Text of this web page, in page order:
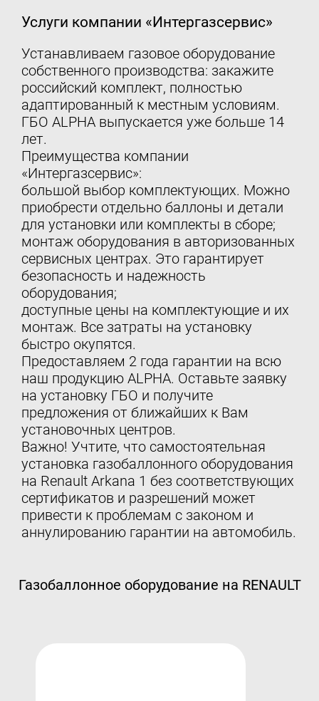
Услуги компании «Интергазсервис»
Устанавливаем газовое оборудование
собственного производства: закажите
российский комплект, полностью
адаптированный к местным условиям.
ГБО ALPHA выпускается уже больше 14
лет.
Преимущества компании
«Интергазсервис»:
большой выбор комплектующих. Можно
приобрести отдельно баллоны и детали
для установки или комплекты в сборе;
монтаж оборудования в авторизованных
сервисных центрах. Это гарантирует
безопасность и надежность
оборудования;
доступные цены на комплектующие и их
монтаж. Все затраты на установку
быстро окупятся.
Предоставляем 2 года гарантии на всю
наш продукцию ALPHA. Оставьте заявку
на установку ГБО и получите
предложения от ближайших к Вам
установочных центров.
Важно! Учтите, что самостоятельная
установка газобаллонного оборудования
на Renault Arkana 1 без соответствующих
сертификатов и разрешений может
привести к проблемам с законом и
аннулированию гарантии на автомобиль.
Газобаллонное оборудование на RENAULT